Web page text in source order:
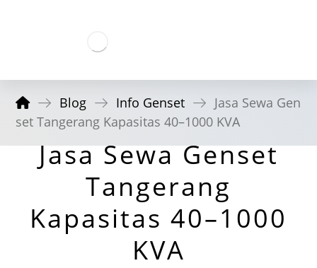
Blog Info Genset
Jasa Sewa Gen
set Tangerang Kapasitas 40–1000 KVA
Jasa Sewa Genset
Tangerang
Kapasitas 40–1000
KVA